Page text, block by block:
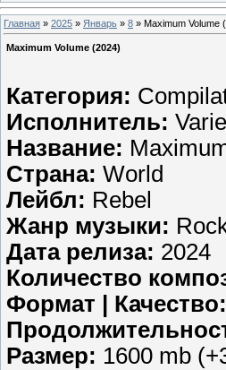
Главная » 2025 » Январь » 8 » Maximum Volume
Maximum Volume (2024)
Категория:
Исполнитель:
Название:
Страна: World
Лейбл: Rebel
Жанр музыки:
Дата релиза: 2024
Количество
Формат | Качество:
Размер: 1600 mb